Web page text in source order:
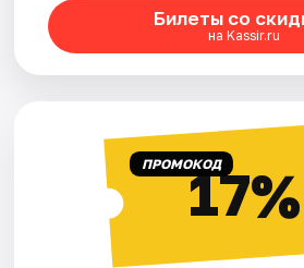
Билеты со
на Kassir.ru
ПРОМОКОД17%